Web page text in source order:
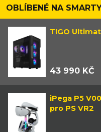
OBLÍBENÉ NA
TIGO
43 990 KČ
iPega P5
pro PS VR2